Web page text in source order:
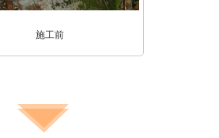
施工前